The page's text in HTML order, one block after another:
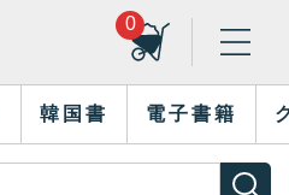
0
韓国書 電子書籍